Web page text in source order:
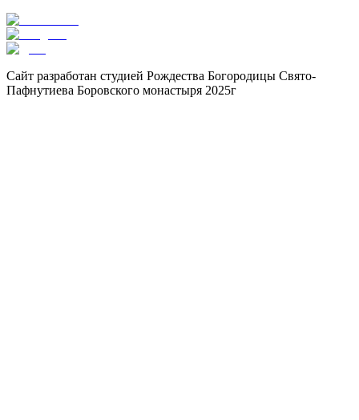
Сайт разработан студией Рождества Богородицы Свято-
Пафнутиева Боровского монастыря 2025г